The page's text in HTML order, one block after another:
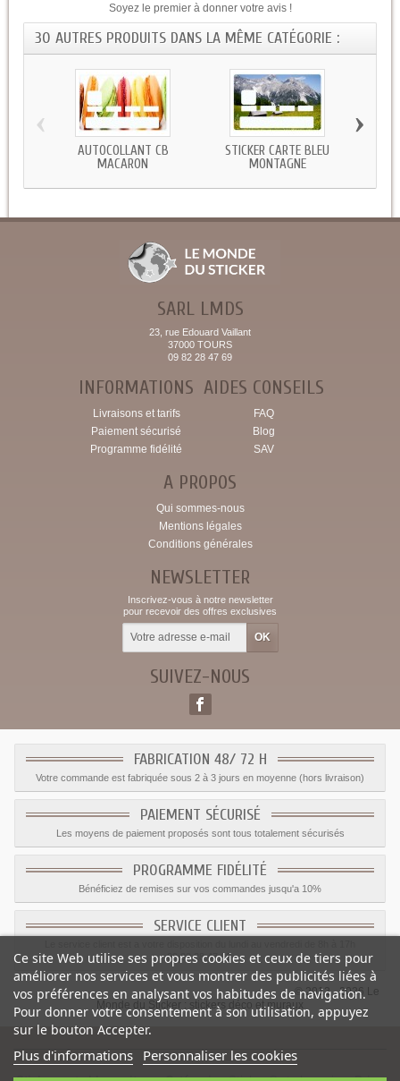
Soyez le premier à donner votre avis !
30 AUTRES PRODUITS DANS LA MÊME CATÉGORIE :
AUTOCOLLANT CB
MACARON
STICKER CARTE BLEU
MONTAGNE
‹ ›
SARL LMDS
23, rue Edouard Vaillant
37000 TOURS
09 82 28 47 69
INFORMATIONS
Livraisons et tarifs
Paiement sécurisé
Programme fidélité
AIDES CONSEILS
FAQ
Blog
SAV
A PROPOS
Qui sommes-nous
Mentions légales
Conditions générales
NEWSLETTER
Inscrivez-vous à notre newsletter
pour recevoir des offres exclusives
SUIVEZ-NOUS
FABRICATION 48/ 72 H
Votre commande est fabriquée sous 2 à 3 jours en moyenne (hors livraison)
PAIEMENT SÉCURISÉ
Les moyens de paiement proposés sont tous totalement sécurisés
PROGRAMME FIDÉLITÉ
Bénéficiez de remises sur vos commandes jusqu'a 10%
SERVICE CLIENT
09.82.28.47.69.
© 2012 - 2026 Le
Monde du Sticker :
stickers déco et muraux
Ce site Web utilise ses propres cookies et ceux de tiers pour
améliorer nos services et vous montrer des publicités liées à
vos préférences en analysant vos habitudes de navigation.
Pour donner votre consentement à son utilisation, appuyez
sur le bouton Accepter.
Plus d'informations Personnaliser les cookies